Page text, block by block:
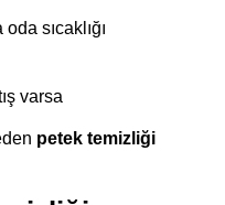
sıcaklığı
varsa
petek temizliği